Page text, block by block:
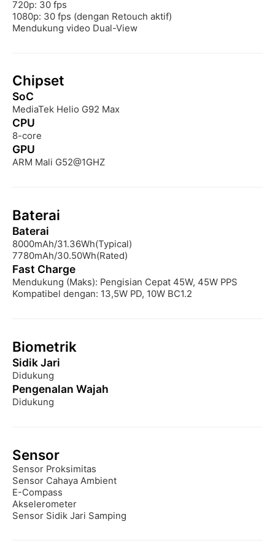
720p: 30 fps
1080p: 30 fps (dengan Retouch aktif)
Mendukung video Dual-View
Chipset
SoC
MediaTek Helio G92 Max
CPU
8-core
GPU
ARM Mali G52@1GHZ
Baterai
Baterai
8000mAh/31.36Wh(Typical)
7780mAh/30.50Wh(Rated)
Fast Charge
Mendukung (Maks): Pengisian Cepat 45W, 45W PPS
Kompatibel dengan: 13,5W PD, 10W BC1.2
Biometrik
Sidik Jari
Didukung
Pengenalan Wajah
Didukung
Sensor
Sensor Proksimitas
Sensor Cahaya Ambient
E-Compass
Akselerometer
Sensor Sidik Jari Samping